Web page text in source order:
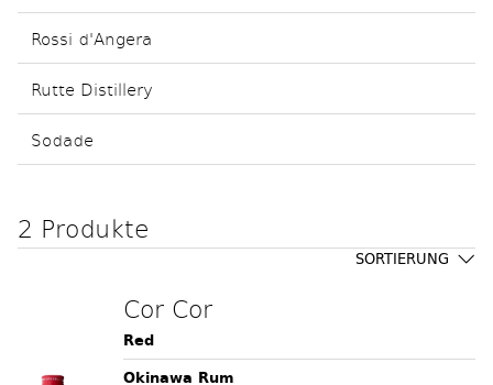
Rossi d'Angera
Rutte Distillery
Sodade
2 Produkte
SORTIERUNG
Cor Cor
Red
Okinawa Rum